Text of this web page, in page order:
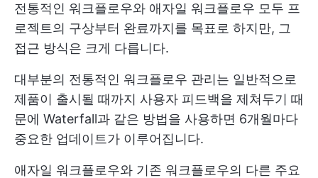
전통적인 워크플로우와 애자일 워크플로우 모두 프
로젝트의 구상부터 완료까지를 목표로 하지만, 그
접근 방식은 크게 다릅니다.
대부분의 전통적인 워크플로우 관리는 일반적으로
제품이 출시될 때까지 사용자 피드백을 제쳐두기 때
문에 Waterfall과 같은 방법을 사용하면 6개월마다
중요한 업데이트가 이루어집니다.
애자일 워크플로우와 기존 워크플로우의 다른 주요